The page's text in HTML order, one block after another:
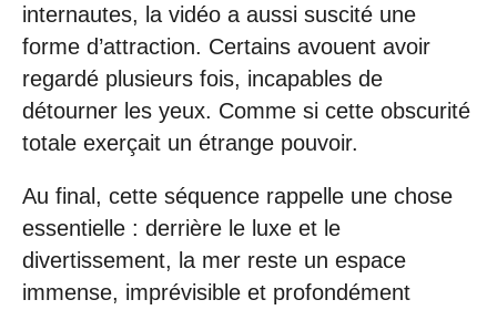
internautes, la vidéo a aussi suscité une
forme d’attraction. Certains avouent avoir
regardé plusieurs fois, incapables de
détourner les yeux. Comme si cette obscurité
totale exerçait un étrange pouvoir.
Au final, cette séquence rappelle une chose
essentielle : derrière le luxe et le
divertissement, la mer reste un espace
immense, imprévisible et profondément